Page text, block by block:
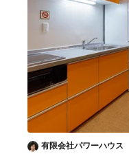
有限会社パワーハウス